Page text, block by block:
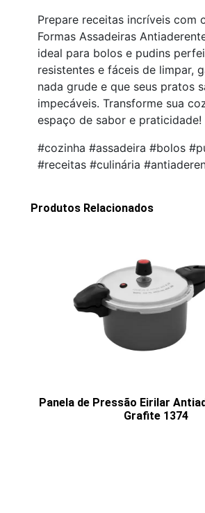
Prepare receitas incríveis com
Formas Assadeiras
ideal para bolos e pudins
resistentes e fáceis de limpar,
nada grude e que seus pratos
impecáveis. Transforme sua
espaço de sabor e praticidade!
#cozinha #assadeira #bolos
#receitas #culinária
Produtos Relacionados
Panela de Pressão Eirilar
Grafite 1374